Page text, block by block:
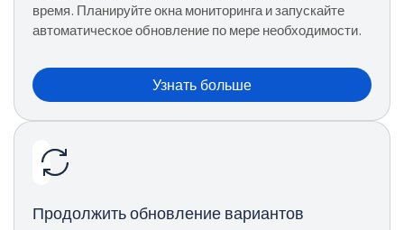
время. Планируйте окна мониторинга и запускайте
автоматическое обновление по мере необходимости.
Узнать больше
Продолжить обновление вариантов